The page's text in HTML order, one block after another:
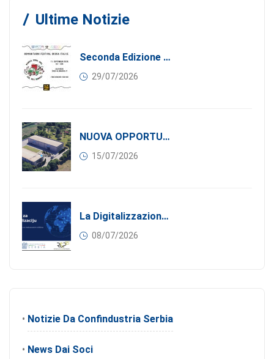
Ultime Notizie
Seconda Edizione Di MANGIA. DONA. AMA: Quando La Gastronomia Incontra La Solidarietà, 11 Settembre 2026
29/07/2026
NUOVA OPPORTUNITÀ DI BUSINESS PER I SOCI DI CONFINDUSTRIA SERBIA: Affitasi Un Moderno Capannone Industriale A Pančevo – 1.200 M² Nella Zona Industriale
15/07/2026
La Digitalizzazione Come Motore Dell’internazionalizzazione
08/07/2026
• Notizie Da Confindustria Serbia
• News Dai Soci